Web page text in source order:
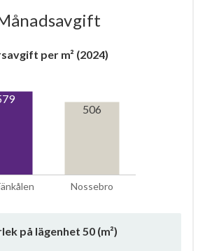
per m² (2024)
Nossebro
506
på lägenhet 50 (m²)